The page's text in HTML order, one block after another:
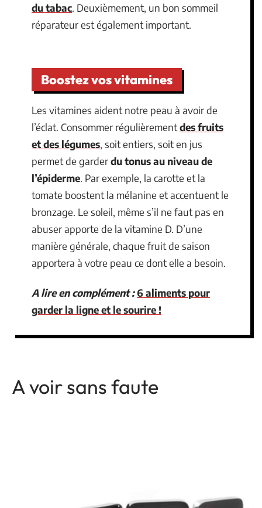
du tabac. Deuxièmement, un bon sommeil
réparateur est également important.
Boostez vos vitamines
Les vitamines aident notre peau à avoir de
l’éclat. Consommer régulièrementdes fruits
et des légumes, soit entiers, soit en jus
permet de garderdu tonus au niveau de
l’épiderme. Par exemple, la carotte et la
tomate boostent la mélanine et accentuent le
bronzage. Le soleil, même s’il ne faut pas en
abuser apporte de la vitamine D. D’une
manière générale, chaque fruit de saison
apportera à votre peau ce dont elle a besoin.
A lire en complément : 6 aliments pour
garder la ligne et le sourire !
A voir sans faute